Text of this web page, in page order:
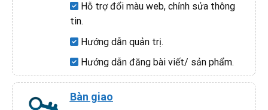
Hỗ trợ đổi màu web, chỉnh sửa thông
tin.
Hướng dẫn quản trị.
Hướng dẫn đăng bài viết/ sản phẩm.
Bàn giao